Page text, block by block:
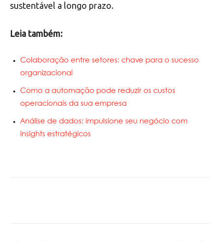
sustentável a longo prazo.
Leia também:
Colaboração entre setores: chave para o sucesso
organizacional
Como a automação pode reduzir os custos
operacionais da sua empresa
Análise de dados: impulsione seu negócio com
insights estratégicos